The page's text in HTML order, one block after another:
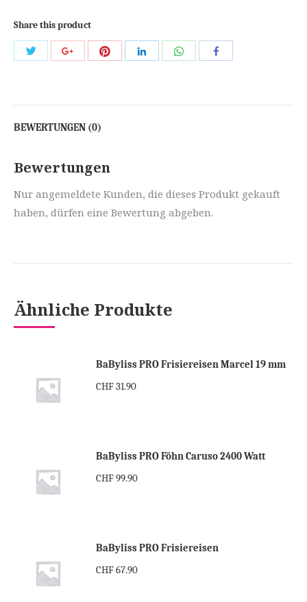
Share this product
Share
Share
Share
Share
Share
BEWERTUNGEN (0)
Bewertungen
Nur angemeldete Kunden, die dieses Produkt gekauft
haben, dürfen eine Bewertung abgeben.
Ähnliche Produkte
BaByliss PRO Frisiereisen Marcel 19 mm
CHF31.90
BaByliss PRO Föhn Caruso 2400 Watt
CHF99.90
BaByliss PRO Frisiereisen
CHF67.90